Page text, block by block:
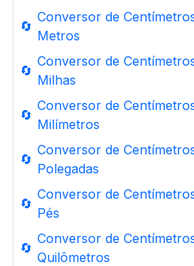
🔄
Conversor de
Metros
🔄
Conversor de
Milhas
🔄
Conversor de
Milímetros
🔄
Conversor de
Polegadas
🔄
Conversor de
Pés
🔄
Conversor de
Quilômetros